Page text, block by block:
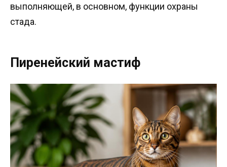
выполняющей, в основном, функции охраны
стада.
Пиренейский мастиф